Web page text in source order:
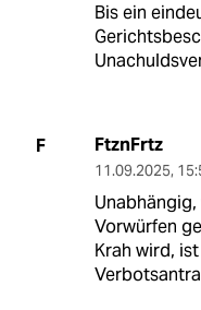
Bis ein
F FtznFrtz
11.09.2025,
Vorwürfen
Krah wird,